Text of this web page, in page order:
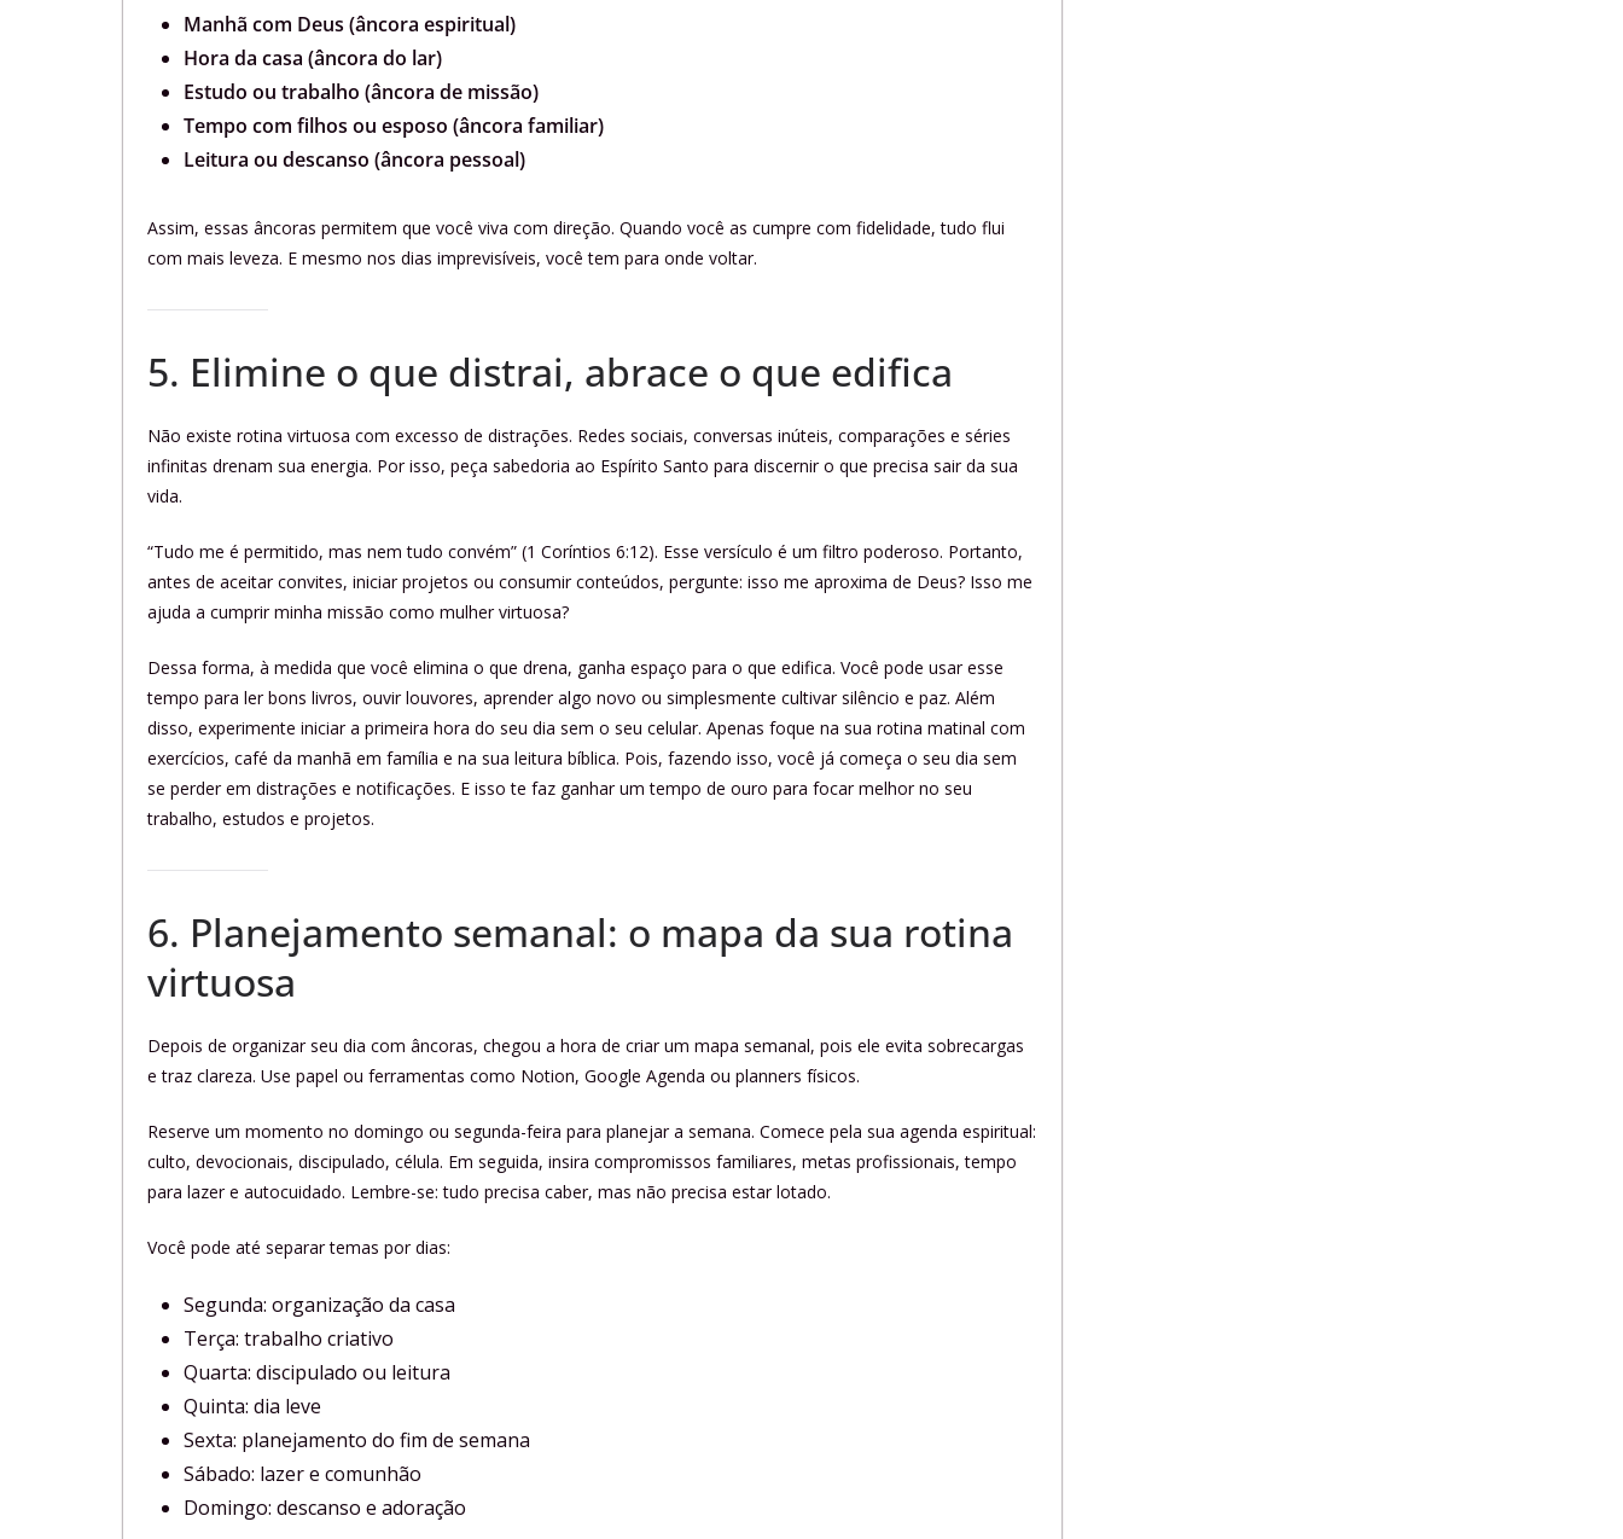
Manhã com Deus (âncora espiritual)
Hora da casa (âncora do lar)
Estudo ou trabalho (âncora de missão)
Tempo com filhos ou esposo (âncora familiar)
Leitura ou descanso (âncora pessoal)
Assim, essas âncoras permitem que você viva com direção. Quando você as cumpre com fidelidade, tudo flui
com mais leveza. E mesmo nos dias imprevisíveis, você tem para onde voltar.
5. Elimine o que distrai, abrace o que edifica
Não existe rotina virtuosa com excesso de distrações. Redes sociais, conversas inúteis, comparações e séries
infinitas drenam sua energia. Por isso, peça sabedoria ao Espírito Santo para discernir o que precisa sair da sua
vida.
“Tudo me é permitido, mas nem tudo convém” (1 Coríntios 6:12). Esse versículo é um filtro poderoso. Portanto,
antes de aceitar convites, iniciar projetos ou consumir conteúdos, pergunte: isso me aproxima de Deus? Isso me
ajuda a cumprir minha missão como mulher virtuosa?
Dessa forma, à medida que você elimina o que drena, ganha espaço para o que edifica. Você pode usar esse
tempo para ler bons livros, ouvir louvores, aprender algo novo ou simplesmente cultivar silêncio e paz. Além
disso, experimente iniciar a primeira hora do seu dia sem o seu celular. Apenas foque na sua rotina matinal com
exercícios, café da manhã em família e na sua leitura bíblica. Pois, fazendo isso, você já começa o seu dia sem
se perder em distrações e notificações. E isso te faz ganhar um tempo de ouro para focar melhor no seu
trabalho, estudos e projetos.
6. Planejamento semanal: o mapa da sua rotina
virtuosa
Depois de organizar seu dia com âncoras, chegou a hora de criar um mapa semanal, pois ele evita sobrecargas
e traz clareza. Use papel ou ferramentas como Notion, Google Agenda ou planners físicos.
Reserve um momento no domingo ou segunda-feira para planejar a semana. Comece pela sua agenda espiritual:
culto, devocionais, discipulado, célula. Em seguida, insira compromissos familiares, metas profissionais, tempo
para lazer e autocuidado. Lembre-se: tudo precisa caber, mas não precisa estar lotado.
Você pode até separar temas por dias:
Segunda: organização da casa
Terça: trabalho criativo
Quarta: discipulado ou leitura
Quinta: dia leve
Sexta: planejamento do fim de semana
Sábado: lazer e comunhão
Domingo: descanso e adoração